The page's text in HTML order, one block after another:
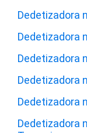
Dedetizadora
Dedetizadora
Dedetizadora
Dedetizadora
Dedetizadora
Dedetizadora